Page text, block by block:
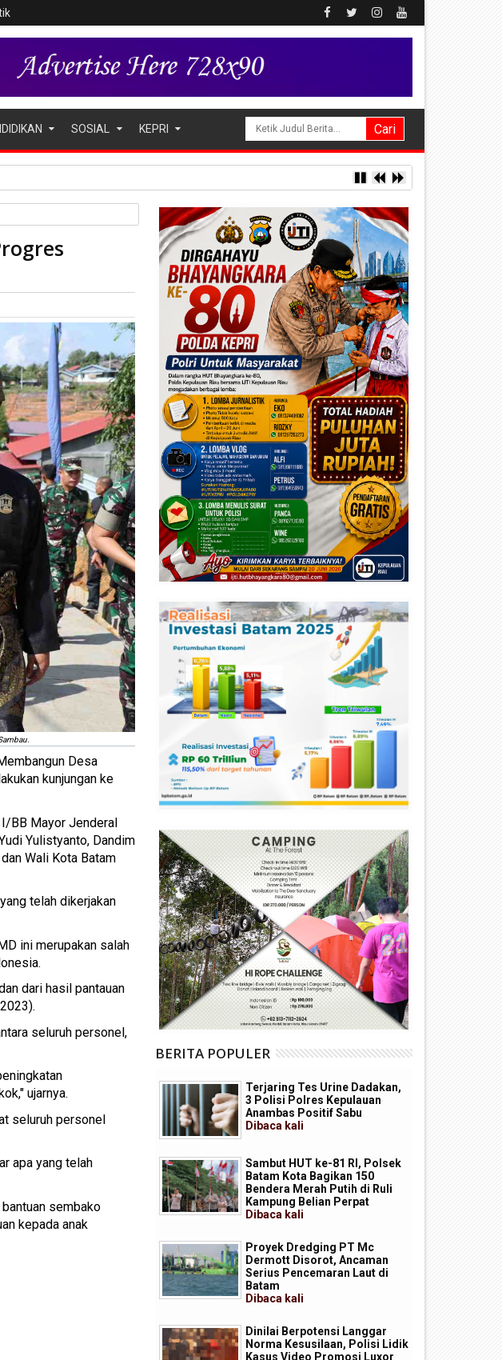
SOSIAL KEPRI
Pelayanan dan Ketersediaan Obat Aman
Desa
kunjungan ke
I/BB Mayor Jenderal
Yulistyanto, Dandim
Wali Kota Batam
telah dikerjakan
ini merupakan salah
dari hasil pantauan
seluruh personel,
ujarnya.
seluruh personel
apa yang telah
sembako
kepada anak
BERITA POPULER
Terjaring Tes Urine Dadakan,
3 Polisi Polres Kepulauan
Anambas Positif Sabu
Dibaca kali
Sambut HUT ke-81 RI, Polsek
Batam Kota Bagikan 150
Bendera Merah Putih di Ruli
Kampung Belian Perpat
Dibaca kali
Proyek Dredging PT Mc
Dermott Disorot, Ancaman
Serius Pencemaran Laut di
Batam
Dibaca kali
Dinilai Berpotensi Langgar
Norma Kesusilaan, Polisi Lidik
Kasus Video Promosi Luxor